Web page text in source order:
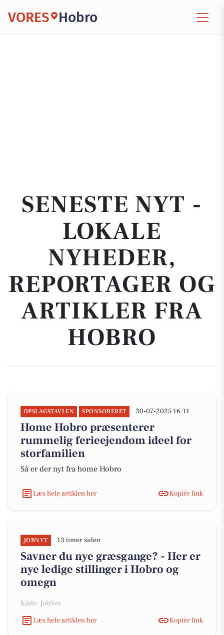
VORES Hobro
SENESTE NYT -
LOKALE
NYHEDER,
REPORTAGER OG
ARTIKLER FRA
HOBRO
OPSLAGSTAVLEN SPONSORERET 30-07-2025 16:11
Home Hobro præsenterer
rummelig ferieejendom ideel for
storfamilien
Så er der nyt fra home Hobro
Læs hele artiklen her Kopiér link
JOBNYT 13 timer siden
Savner du nye græsgange? - Her er
nye ledige stillinger i Hobro og
omegn
Kilde: JobNet
Læs hele artiklen her
Kopiér link